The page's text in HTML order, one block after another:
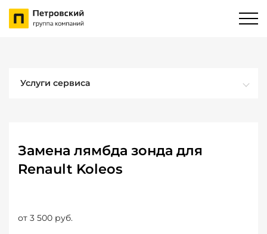
Услуги сервиса
Замена лямбда зонда для
Renault Koleos
от 3 500 руб.